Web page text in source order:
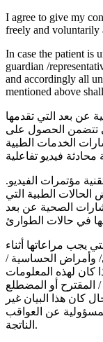
I agree to give my
freely and voluntarily
In case the patient is
guardian /
and accordingly all
mentioned above
عن بعد التي تقدمها
تتضمن الحصول على
الخدمات الطبية
مؤتمرات الفيديو.
الطبية التي
الصحية عن بعد
يجب مراعاتها أثناء
وأمراض الحساسية /
كان لهذه المعلومات
/ المقترح أو المضطلع
كان هذا البيان غير
عن العواقب
الناتجة.